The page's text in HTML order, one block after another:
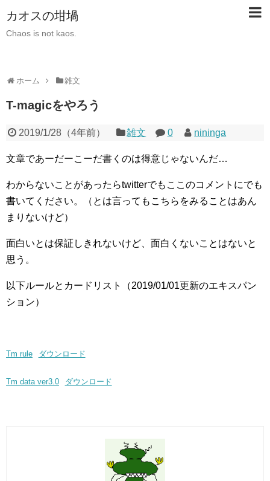
カオスの坩堝
Chaos is not kaos.
ホーム 雑文
T-magicをやろう
2019/1/28（4年前） 雑文 0 nininga
文章であーだーこーだ書くのは得意じゃないんだ…
わからないことがあったらtwitterでもここのコメントにでも
書いてください。（とは言ってもこちらをみることはあん
まりないけど）
面白いとは保証しきれないけど、面白くないことはないと
思う。
以下ルールとカードリスト（2019/01/01更新のエキスパン
ション）
Tm rule ダウンロード
Tm data ver3.0 ダウンロード